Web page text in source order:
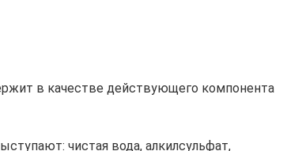
в качестве действующего компонента
чистая вода, алкилсульфат,